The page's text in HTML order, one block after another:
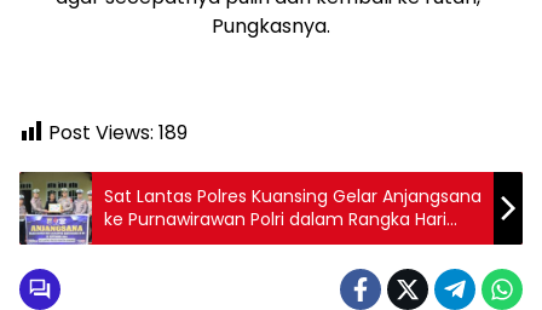
Pungkasnya.
Post Views: 189
Sat Lantas Polres Kuansing Gelar Anjangsana
ke Purnawirawan Polri dalam Rangka Hari
Lalu Lintas Bhayangkara ke-69